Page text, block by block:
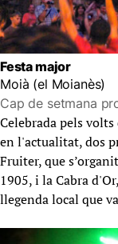
Festa major
Moià (el Moianès)
Cap de setmana
Celebrada pels
en l'actualitat, dos
Fruiter, que
1905, i la Cabra
llegenda local que